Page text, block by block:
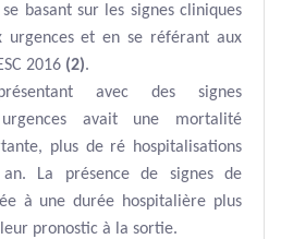
basant sur les signes cliniques
urgences et en se référant aux
2016 (2).
avec des signes
urgences avait une mortalité
plus de ré hospitalisations
La présence de signes de
à une durée hospitalière plus
pronostic à la sortie.